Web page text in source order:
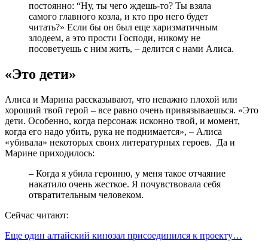
постоянно: “Ну, ты чего ждешь-то? Ты взяла
самого главного козла, и кто про него будет
читать?» Если бы он был еще харизматичным
злодеем, а это прости Господи, никому не
посоветуешь с ним жить, – делится с нами Алиса.
«Это дети»
Алиса и Марина рассказывают, что неважно плохой или
хороший твой герой – все равно очень привязываешься. «Это
дети. Особенно, когда персонаж исконно твой, и момент,
когда его надо убить, рука не поднимается», – Алиса
«убивала» некоторых своих литературных героев. Да и
Марине приходилось:
– Когда я убила героиню, у меня такое отчаяние
накатило очень жесткое. Я почувствовала себя
отвратительным человеком.
Сейчас читают:
Еще один алтайский кинозал присоединился к проекту…